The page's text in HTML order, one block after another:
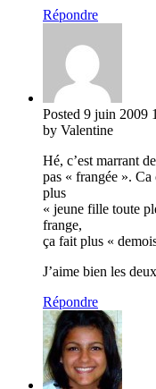
Répondre
Posted 9 juin 2009
by Valentine
Hé, c’est marrant
pas « frangée ».
plus
« jeune fille toute
frange,
ça fait plus «
J’aime bien les
Répondre